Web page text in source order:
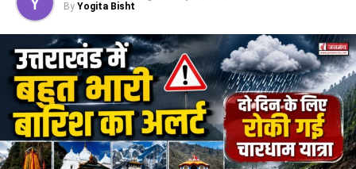
चंडीगढ़ के रहने वाले थे सभी कांवड़िए
एसपी सिटी अभय सिंह के मुताबिक, कांवड़ यात्राको देखते हुए घाटों पर
चेतावनी बोर्ड लगाए गए हैं और SDRF के जवानों की तैनाती भी की गई है।
इसके बावजूद ये कांवड़िए निर्धारित घाट से अलग जाकर नहर में स्नान कर
रहे थे। इसी दौरान चारों गहरे पानी में डूब गए।
By Yogita Bisht